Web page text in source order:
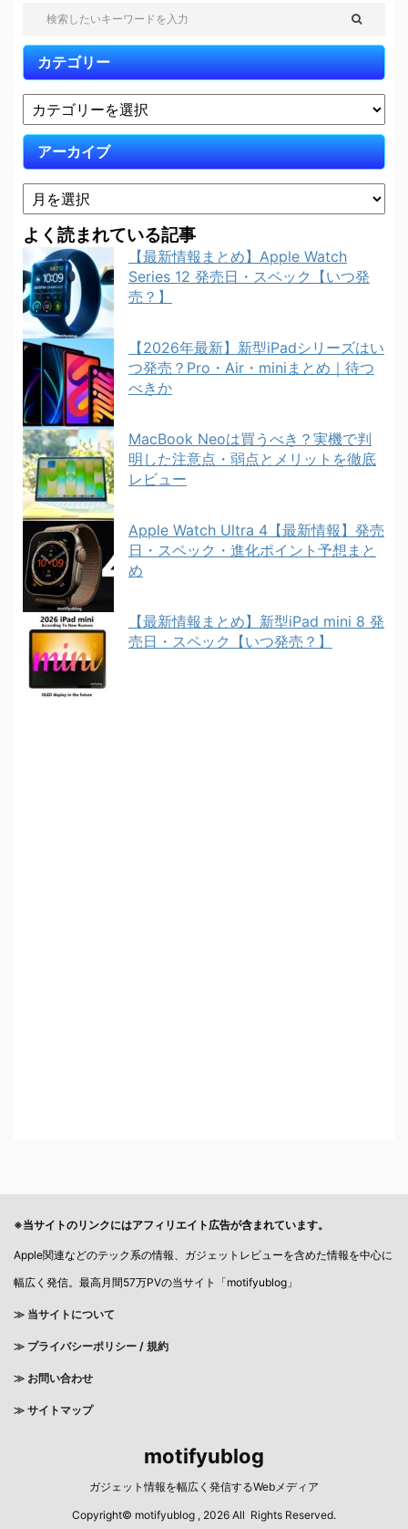
カテゴリー
アーカイブ
よく読まれている記事
【最新情報まとめ】Apple Watch
Series 12 発売日・スペック【いつ発
売？】
【2026年最新】新型iPadシリーズはい
つ発売？Pro・Air・miniまとめ｜待つ
べきか
MacBook Neoは買うべき？実機で判
明した注意点・弱点とメリットを徹底
レビュー
Apple Watch Ultra 4【最新情報】発売
日・スペック・進化ポイント予想まと
め
【最新情報まとめ】新型iPad mini 8 発
売日・スペック【いつ発売？】
※当サイトのリンクにはアフィリエイト広告が含まれています。
Apple関連などのテック系の情報、ガジェットレビューを含めた情報を中心に
幅広く発信。最高月間57万PVの当サイト「motifyublog」
≫ 当サイトについて
≫ プライバシーポリシー / 規約
≫ お問い合わせ
≫ サイトマップ
motifyublog
ガジェット情報を幅広く発信するWebメディア
Copyright© motifyublog , 2026 All Rights Reserved.